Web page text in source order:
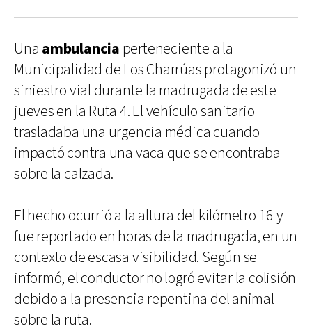
Una ambulancia perteneciente a la
Municipalidad de Los Charrúas protagonizó un
siniestro vial durante la madrugada de este
jueves en la Ruta 4. El vehículo sanitario
trasladaba una urgencia médica cuando
impactó contra una vaca que se encontraba
sobre la calzada.
El hecho ocurrió a la altura del kilómetro 16 y
fue reportado en horas de la madrugada, en un
contexto de escasa visibilidad. Según se
informó, el conductor no logró evitar la colisión
debido a la presencia repentina del animal
sobre la ruta.